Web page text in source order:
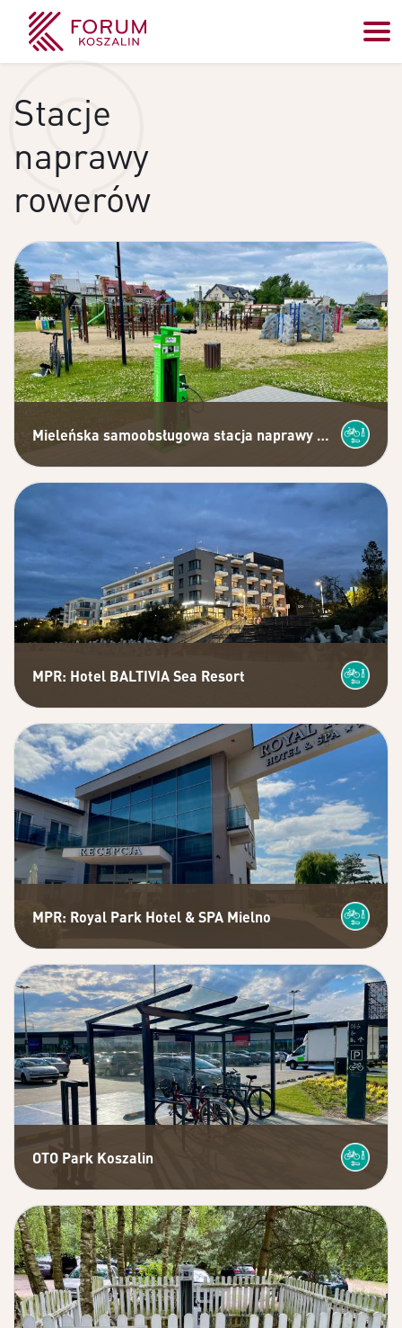
Stacje
naprawy
rowerów
Mieleńska samoobsługowa stacja naprawy rowerów
MPR: Hotel BALTIVIA Sea Resort
MPR: Royal Park Hotel & SPA Mielno
OTO Park Koszalin